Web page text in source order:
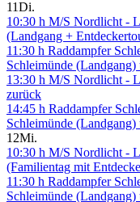
11Di.
10:30 h M/S Nordlicht -
(Landgang +
11:30 h Raddampfer
Schleimünde
13:30 h M/S Nordlicht -
zurück
14:45 h Raddampfer
Schleimünde
12Mi.
10:30 h M/S Nordlicht -
(Familientag mit
11:30 h Raddampfer
Schleimünde